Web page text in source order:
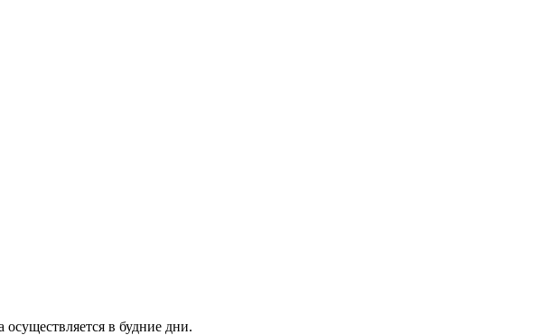
в будние дни.